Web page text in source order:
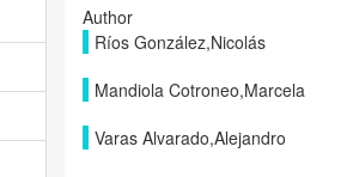
Author
Ríos González,Nicolás
Mandiola Cotroneo,Marcela
Varas Alvarado,Alejandro